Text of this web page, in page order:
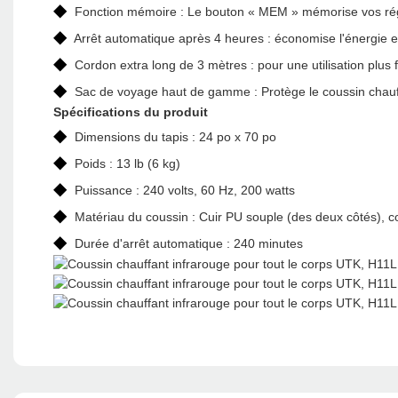
◆ Fonction mémoire : Le bouton « MEM » mémorise vos
◆ Arrêt automatique après 4 heures : économise l'énergie
◆ Cordon extra long de 3 mètres : pour une utilisation
◆ Sac de voyage haut de gamme : Protège le coussin
Spécifications du produit
◆ Dimensions du tapis : 24 po x 70 po
◆ Poids : 13 lb (6 kg)
◆ Puissance : 240 volts, 60 Hz, 200 watts
◆ Matériau du coussin : Cuir PU souple (des deux côtés),
◆ Durée d'arrêt automatique : 240 minutes